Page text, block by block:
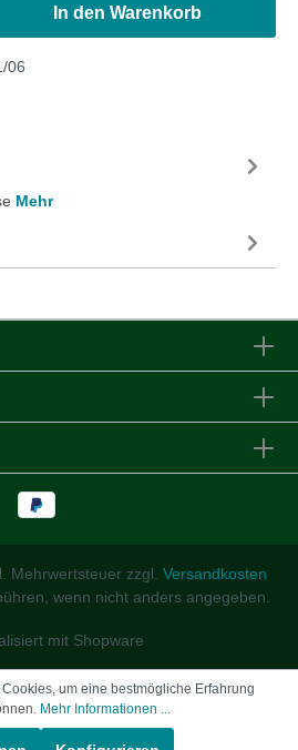
In den Warenkorb
06
Mehr
Mehrwertsteuer zzgl. Versandkosten
wenn nicht anders angegeben.
mit Shopware
um eine bestmögliche Erfahrung
Mehr Informationen ...